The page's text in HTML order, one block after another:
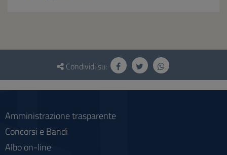
Questionario
social
Condividi su:
Amministrazione trasparente
Concorsi e Bandi
Albo on-line